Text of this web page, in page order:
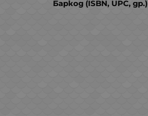
Баркод (ISBN, UPC, др.)